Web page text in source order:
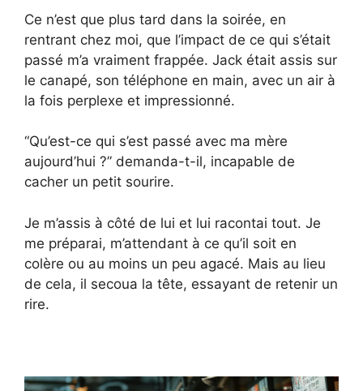
Ce n’est que plus tard dans la soirée, en
rentrant chez moi, que l’impact de ce qui s’était
passé m’a vraiment frappée. Jack était assis sur
le canapé, son téléphone en main, avec un air à
la fois perplexe et impressionné.
“Qu’est-ce qui s’est passé avec ma mère
aujourd’hui ?” demanda-t-il, incapable de
cacher un petit sourire.
Je m’assis à côté de lui et lui racontai tout. Je
me préparai, m’attendant à ce qu’il soit en
colère ou au moins un peu agacé. Mais au lieu
de cela, il secoua la tête, essayant de retenir un
rire.